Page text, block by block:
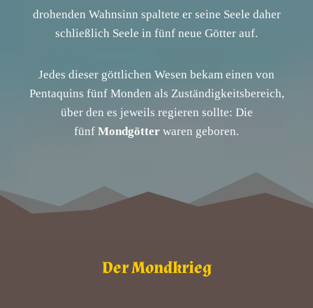
drohenden Wahnsinn spaltete er seine Seele daher
schließlich Seele in fünf neue Götter auf.
Jedes dieser göttlichen Wesen bekam einen von
Pentaquins fünf Monden als Zuständigkeitsbereich,
über den es jeweils regieren sollte: Die
fünf Mondgötter waren geboren.
Der Mondkrieg